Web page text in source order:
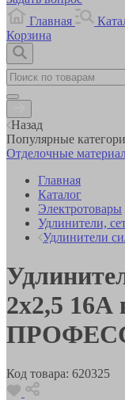
Главная
Корзина
Назад
Популярные
Отделочные
Главная
Каталог
Электротовары
Удлинители,
Удлинители
2х2,5 16А
Код товара: 620325